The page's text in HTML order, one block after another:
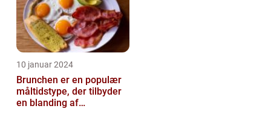
10 januar 2024
Brunchen er en populær
måltidstype, der tilbyder
en blanding af